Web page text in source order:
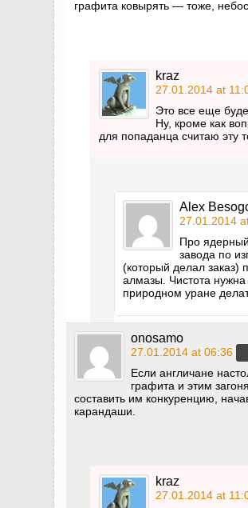
графита ковырять — тоже,
kraz
27.01.2014 at
Это все еще
Ну, кроме как
для попаданца считаю эту
Alex
27.01.2014
Про
завода по
(который делал заказ)
алмазы. Чистота
природном уране
onosamo
27.01.2014 at 06:36
Если англичане
графита и этим
составить им конкуренцию,
карандаши.
kraz
27.01.2014 at